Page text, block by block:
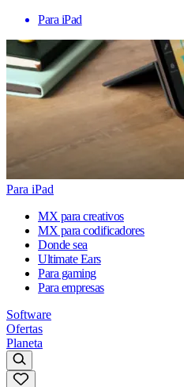
Para iPad
Para iPad
MX para creativos
MX para codificadores
Donde sea
Ultimate Ears
Para gaming
Para empresas
Software
Ofertas
Planeta